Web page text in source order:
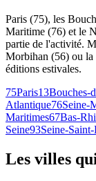
Paris (75), les
Maritime (76) et le
partie de l'activité.
Morbihan (56) ou la
éditions estivales.
75Paris13Bouches-
Atlantique76Seine-
Maritimes67Bas-
Seine93Seine-
Les villes